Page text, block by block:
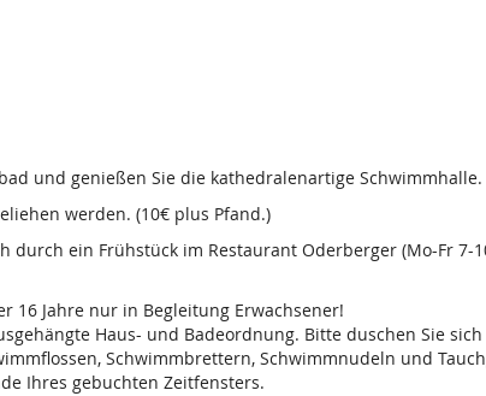
und genießen Sie die kathedralenartige Schwimmhalle.
werden. (10€ plus Pfand.)
durch ein Frühstück im Restaurant Oderberger (Mo-Fr 7-
16 Jahre nur in Begleitung Erwachsener!
Haus- und Badeordnung. Bitte duschen Sie
Schwimmbrettern, Schwimmnudeln und
Ihres gebuchten Zeitfensters.